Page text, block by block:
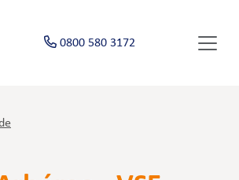
0800 580 3172